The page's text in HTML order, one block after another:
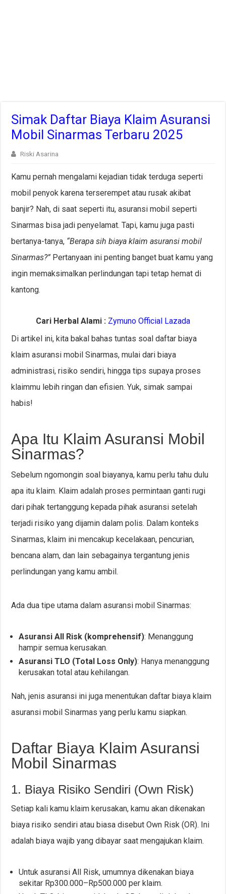
Simak Daftar Biaya Klaim Asuransi
Mobil Sinarmas Terbaru 2025
Riski Asarina
Kamu pernah mengalami kejadian tidak terduga seperti
mobil penyok karena terserempet atau rusak akibat
banjir? Nah, di saat seperti itu, asuransi mobil seperti
Sinarmas bisa jadi penyelamat. Tapi, kamu juga pasti
bertanya-tanya, “Berapa sih biaya klaim asuransi mobil
Sinarmas?” Pertanyaan ini penting banget buat kamu yang
ingin memaksimalkan perlindungan tapi tetap hemat di
kantong.
Cari Herbal Alami : Zymuno Official Lazada
Di artikel ini, kita bakal bahas tuntas soal daftar biaya
klaim asuransi mobil Sinarmas, mulai dari biaya
administrasi, risiko sendiri, hingga tips supaya proses
klaimmu lebih ringan dan efisien. Yuk, simak sampai
habis!
Apa Itu Klaim Asuransi Mobil
Sinarmas?
Sebelum ngomongin soal biayanya, kamu perlu tahu dulu
apa itu klaim. Klaim adalah proses permintaan ganti rugi
dari pihak tertanggung kepada pihak asuransi setelah
terjadi risiko yang dijamin dalam polis. Dalam konteks
Sinarmas, klaim ini mencakup kecelakaan, pencurian,
bencana alam, dan lain sebagainya tergantung jenis
perlindungan yang kamu ambil.
Ada dua tipe utama dalam asuransi mobil Sinarmas:
Asuransi All Risk (komprehensif): Menanggung
hampir semua kerusakan.
Asuransi TLO (Total Loss Only): Hanya menanggung
kerusakan total atau kehilangan.
Nah, jenis asuransi ini juga menentukan daftar biaya klaim
asuransi mobil Sinarmas yang perlu kamu siapkan.
Daftar Biaya Klaim Asuransi
Mobil Sinarmas
1. Biaya Risiko Sendiri (Own Risk)
Setiap kali kamu klaim kerusakan, kamu akan dikenakan
biaya risiko sendiri atau biasa disebut Own Risk (OR). Ini
adalah biaya wajib yang dibayar saat mengajukan klaim.
Untuk asuransi All Risk, umumnya dikenakan biaya
sekitar Rp300.000–Rp500.000 per klaim.